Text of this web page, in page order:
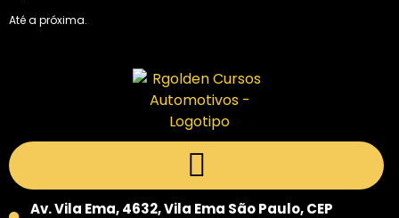
Até a próxima.
Av. Vila Ema, 4632, Vila Ema São Paulo, CEP